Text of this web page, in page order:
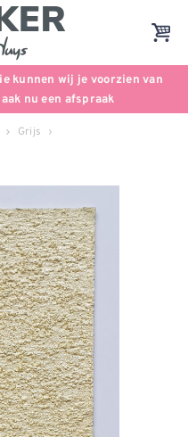
kunnen wij je voorzien van
nu een afspraak
Grijs